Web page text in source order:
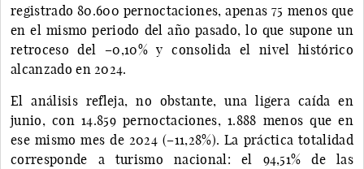
registrado 80.600 pernoctaciones, apenas 75 menos que
en el mismo periodo del año pasado, lo que supone un
retroceso del –0,10% y consolida el nivel histórico
alcanzado en 2024.
El análisis refleja, no obstante, una ligera caída en
junio, con 14.859 pernoctaciones, 1.888 menos que en
ese mismo mes de 2024 (–11,28%). La práctica totalidad
corresponde a turismo nacional: el 94,51% de las